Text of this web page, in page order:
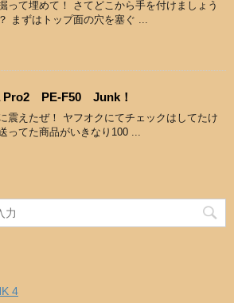
って埋めて！ さてどこから手を付けましょう
まずはトップ面の穴を塞ぐ ...
Pro2 PE-F50 Junk！
震えたぜ！ ヤフオクにてチェックはしてたけ
ってた商品がいきなり100 ...
4